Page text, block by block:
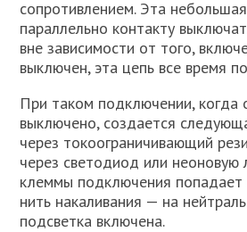
сопротивлением. Эта
параллельно контакту
вне зависимости от того,
выключен, эта цепь все время
При таком подключении, когда
выключено, создается
через токоограничивающий
через светодиод или неоновую
клеммы подключения попадает
нить накаливания — на
подсветка включена.